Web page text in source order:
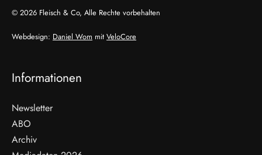
© 2026 Fleisch & Co, Alle Rechte vorbehalten
Webdesign: Daniel Wom mit VeloCore
Informationen
Newsletter
ABO
Archiv